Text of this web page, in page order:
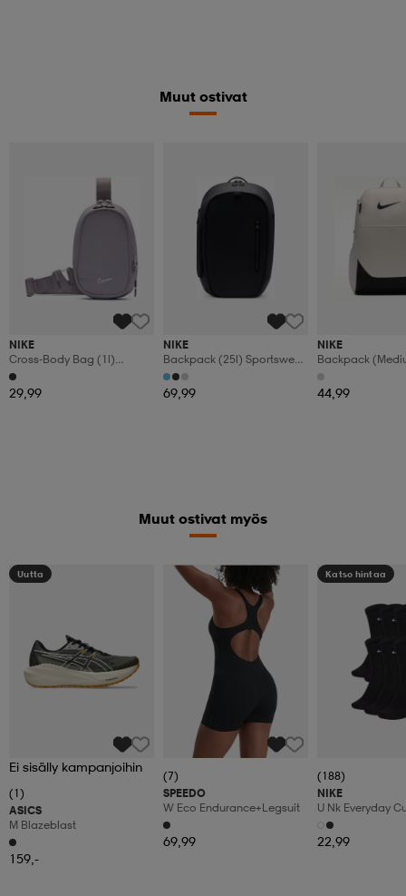
Muut ostivat
NIKE
Cross-Body Bag (1l)
Commute
29,99
NIKE
Backpack (25l) Sportswear
Commute
69,99
NIKE
Backpack
Brasilia
44,99
Muut ostivat myös
Uutta
Ei sisälly kampanjoihin
(1)
ASICS
M Blazeblast
159,-
(7)
SPEEDO
W Eco Endurance+legsuit
69,99
Katso hintaa
(188)
NIKE
U Nk Everyday
6pr-Bd
22,99